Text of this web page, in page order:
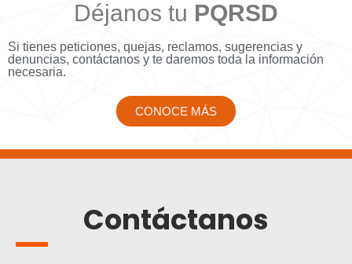
Déjanos tu PQRSD
Si tienes peticiones, quejas, reclamos, sugerencias y
denuncias, contáctanos y te daremos toda la información
necesaria.
CONOCE MÁS
Contáctanos